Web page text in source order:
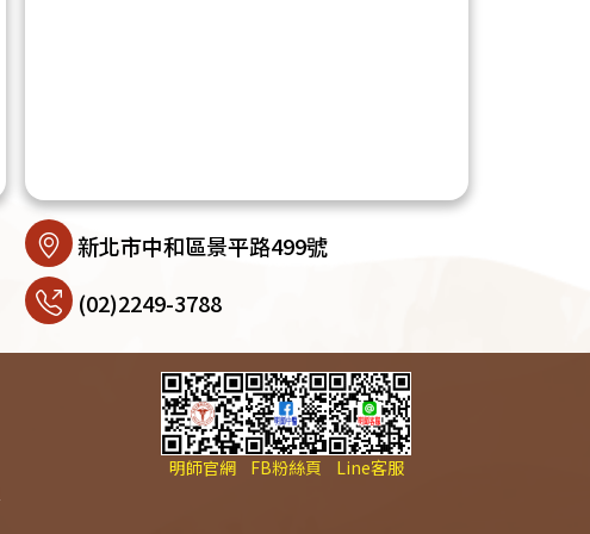
新北市中和區景平路499號
(02)2249-3788
明師官網
FB粉絲頁
Line客服